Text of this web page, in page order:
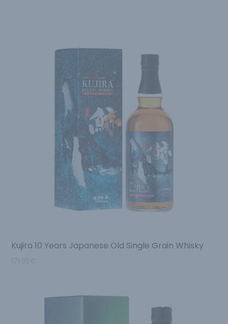
Kujira 10 Years Japanese Old Single Grain Whisky
171.95€